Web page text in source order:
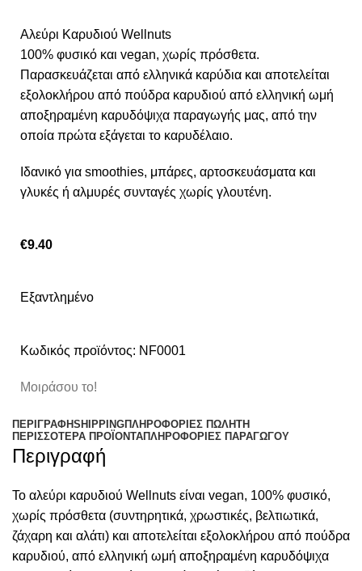
Αλεύρι Καρυδιού Wellnuts
100% φυσικό και vegan, χωρίς πρόσθετα.
Παρασκευάζεται από ελληνικά καρύδια και αποτελείται
εξολοκλήρου από πούδρα καρυδιού από ελληνική ωμή
αποξηραμένη καρυδόψιχα παραγωγής μας, από την
οποία πρώτα εξάγεται το καρυδέλαιο.
Ιδανικό για smoothies, μπάρες, αρτοσκευάσματα και
γλυκές ή αλμυρές συνταγές χωρίς γλουτένη.
€9.40
Εξαντλημένο
Κωδικός προϊόντος: NF0001
Μοιράσου το!
ΠΕΡΙΓΡΑΦΉSHIPPINGΠΛΗΡΟΦΟΡΊΕΣ ΠΩΛΗΤΉ
ΠΕΡΙΣΣΌΤΕΡΑ ΠΡΟΪΌΝΤΑΠΛΗΡΟΦΟΡΙΕΣ ΠΑΡΑΓΩΓΟΥ
Περιγραφή
Το αλεύρι καρυδιού Wellnuts είναι vegan, 100% φυσικό,
χωρίς πρόσθετα (συντηρητικά, χρωστικές, βελτιωτικά,
ζάχαρη και αλάτι) και αποτελείται εξολοκλήρου από πούδρα
καρυδιού, από ελληνική ωμή αποξηραμένη καρυδόψιχα